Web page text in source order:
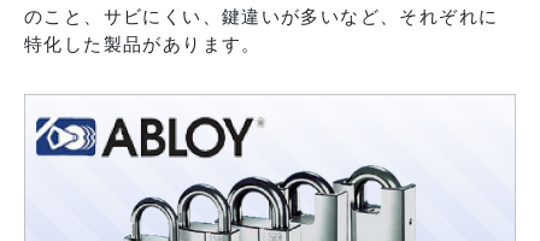
のこと、サビにくい、鍵違いが多いなど、それぞれに
特化した製品があります。